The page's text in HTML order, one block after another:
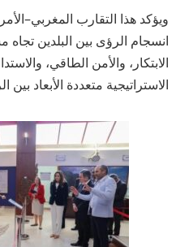
ويؤكد هذا التقارب
انسجام الرؤى بين البلدين تجاه
الابتكار، والأمن الطاقي،
الاستراتيجية متعددة الأبعاد